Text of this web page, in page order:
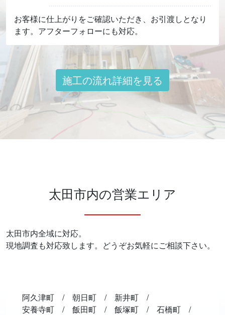
お客様に仕上がりをご確認いただき、お引渡しとなり
ます。アフターフォローにも対応。
施工の流れ詳細を見る
太田市内の営業エリア
太田市内全域に対応。
現地調査も対応致します。どうぞお気軽にご相談下さい。
阿久津町 朝日町
新井町
安養寺町
飯田町 飯塚町 石橋町